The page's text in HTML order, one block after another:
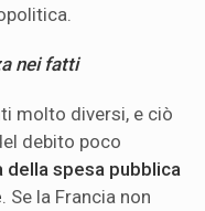
nei fatti
molto diversi, e ciò
debito poco
della spesa pubblica
. Se la Francia non